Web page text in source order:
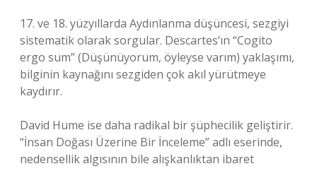
17. ve 18. yüzyıllarda Aydınlanma düşüncesi, sezgiyi
sistematik olarak sorgular. Descartes’ın “Cogito
ergo sum” (Düşünüyorum, öyleyse varım) yaklaşımı,
bilginin kaynağını sezgiden çok akıl yürütmeye
kaydırır.
David Hume ise daha radikal bir şüphecilik geliştirir.
“İnsan Doğası Üzerine Bir İnceleme” adlı eserinde,
nedensellik algısının bile alışkanlıktan ibaret